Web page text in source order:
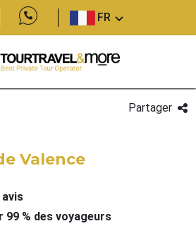
FR
Partager
Valence
avis
99 % des voyageurs